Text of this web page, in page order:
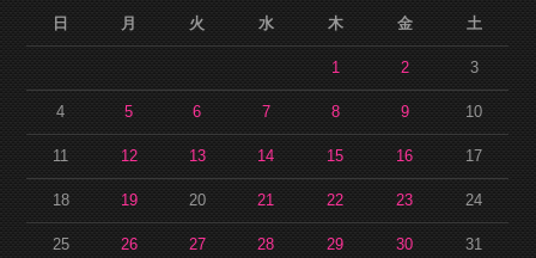
日
月 火 水 木 金 土
1 2 3
4 5 6 7 8 9 10
11 12 13 14 15 16 17
18 19 20 21 22 23 24
25 26 27 28 29 30 31